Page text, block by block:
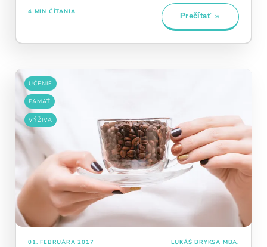
4 MIN ČÍTANIA
Prečítať
UČENIE
PAMÄŤ
VÝŽIVA
01. FEBRUÁRA 2017 LUKÁŠ BRYKSA MBA.